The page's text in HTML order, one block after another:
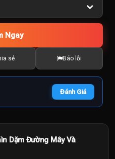
Ngay
sẻ Báo lỗi
Đánh Giá
Dặm Đường Mây Và